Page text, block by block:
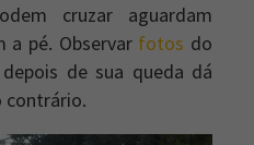
cruzar aguardam
a pé. Observar fotos do
de sua queda dá
contrário.